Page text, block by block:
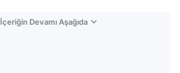
İçeriğin Devamı Aşağıda